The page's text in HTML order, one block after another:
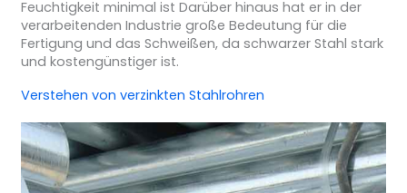
Feuchtigkeit minimal ist Darüber hinaus hat er in der
verarbeitenden Industrie große Bedeutung für die
Fertigung und das Schweißen, da schwarzer Stahl stark
und kostengünstiger ist.
Verstehen von verzinkten Stahlrohren